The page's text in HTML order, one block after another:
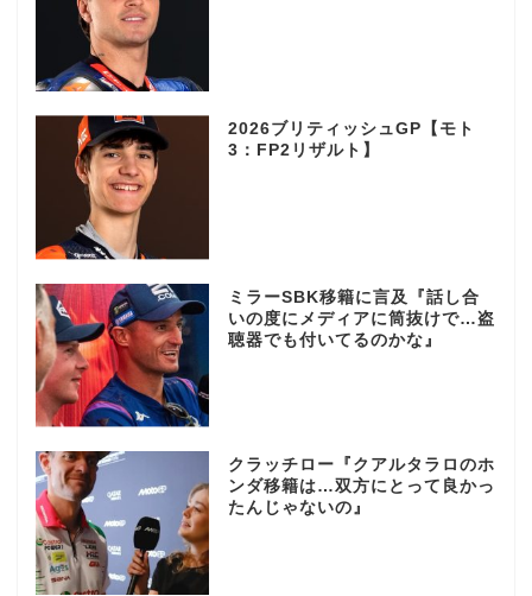
2026ブリティッシュGP【モト
3：FP2リザルト】
ミラーSBK移籍に言及『話し合
いの度にメディアに筒抜けで…盗
聴器でも付いてるのかな』
クラッチロー『クアルタラロのホ
ンダ移籍は…双方にとって良かっ
たんじゃないの』